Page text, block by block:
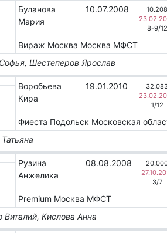
Буланова
Мария
10.07.2008
8-9/12
Вираж Москва Москва МФСТ
Шестеперов Ярослав
Воробьева
Кира
19.01.2010
1/12
Фиеста Подольск Московская
Рузина
Анжелика
08.08.2008
3/7
Premium Москва МФСТ
Виталий, Кислова Анна